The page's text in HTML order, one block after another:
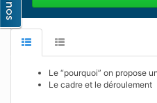
Le “pourquoi” on propose
Le cadre et le déroulement